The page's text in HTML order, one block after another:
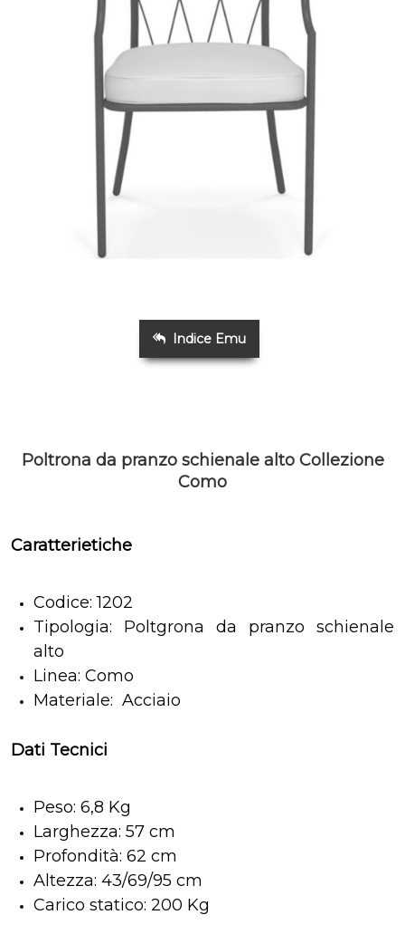
Indice Emu
Poltrona da pranzo schienale alto Collezione
Como
Caratterietiche
Codice: 1202
Tipologia: Poltgrona da pranzo schienale
alto
Linea: Como
Materiale: Acciaio
Dati Tecnici
Peso: 6,8 Kg
Larghezza: 57 cm
Profondità: 62 cm
Altezza: 43/69/95 cm
Carico statico: 200 Kg